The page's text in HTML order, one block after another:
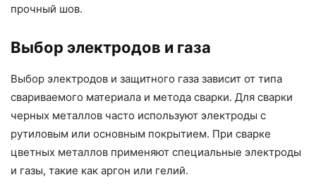
прочный шов.
Выбор электродов и газа
Выбор электродов и защитного газа зависит от типа
свариваемого материала и метода сварки. Для сварки
черных металлов часто используют электроды с
рутиловым или основным покрытием. При сварке
цветных металлов применяют специальные электроды
и газы, такие как аргон или гелий.